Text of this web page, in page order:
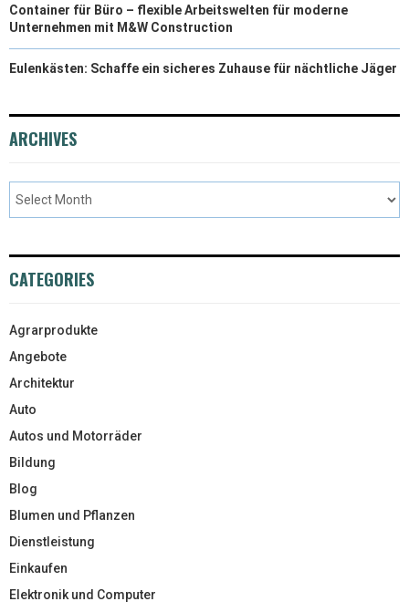
Container für Büro – flexible Arbeitswelten für moderne
Unternehmen mit M&W Construction
Eulenkästen: Schaffe ein sicheres Zuhause für nächtliche Jäger
ARCHIVES
CATEGORIES
Agrarprodukte
Angebote
Architektur
Auto
Autos und Motorräder
Bildung
Blog
Blumen und Pflanzen
Dienstleistung
Einkaufen
Elektronik und Computer